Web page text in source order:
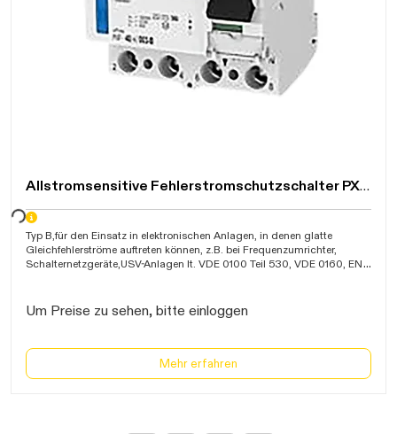
Allstromsensitive Fehlerstromschutzschalter PXF-B
Typ B,für den Einsatz in elektronischen Anlagen, in denen glatte
Gleichfehlerströme auftreten können, z.B. bei Frequenzumrichter,
Schalternetzgeräte,USV-Anlagen lt. VDE 0100 Teil 530, VDE 0160, EN
bis +40C, Tiefe 60mm, IP40,VDE
Um Preise zu sehen, bitte einloggen
Mehr erfahren